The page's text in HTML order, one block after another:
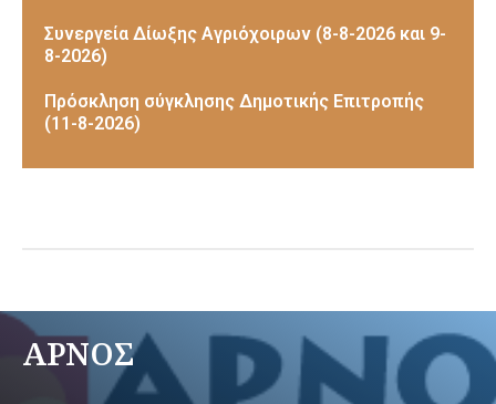
Συνεργεία Δίωξης Αγριόχοιρων (8-8-2026 και 9-
8-2026)
Πρόσκληση σύγκλησης Δημοτικής Επιτροπής
(11-8-2026)
ΑΡΝΟΣ